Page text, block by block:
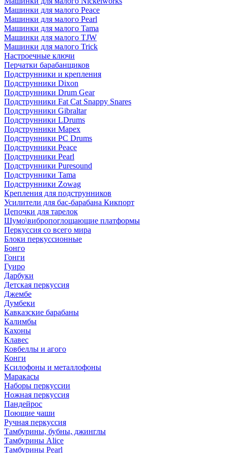
Машинки для малого Peace
Машинки для малого Pearl
Машинки для малого Tama
Машинки для малого TJW
Машинки для малого Trick
Настроечные ключи
Перчатки барабанщиков
Подструнники и крепления
Подструнники Dixon
Подструнники Drum Gear
Подструнники Fat Cat Snappy Snares
Подструнники Gibraltar
Подструнники LDrums
Подструнники Mapex
Подструнники PC Drums
Подструнники Peace
Подструнники Pearl
Подструнники Puresound
Подструнники Tama
Подструнники Zowag
Крепления для подструнников
Усилители для бас-барабана Кикпорт
Цепочки для тарелок
Шумо\вибропоглощающие платформы
Перкуссия со всего мира
Блоки перкуссионные
Бонго
Гонги
Гуиро
Дарбуки
Детская перкуссия
Джембе
Думбеки
Кавказские барабаны
Калимбы
Кахоны
Клавес
Ковбеллы и агого
Конги
Ксилофоны и металлофоны
Маракасы
Наборы перкуссии
Ножная перкуссия
Пандейрос
Поющие чаши
Ручная перкуссия
Тамбурины, бубны, джинглы
Тамбурины Alice
Тамбурины Pearl